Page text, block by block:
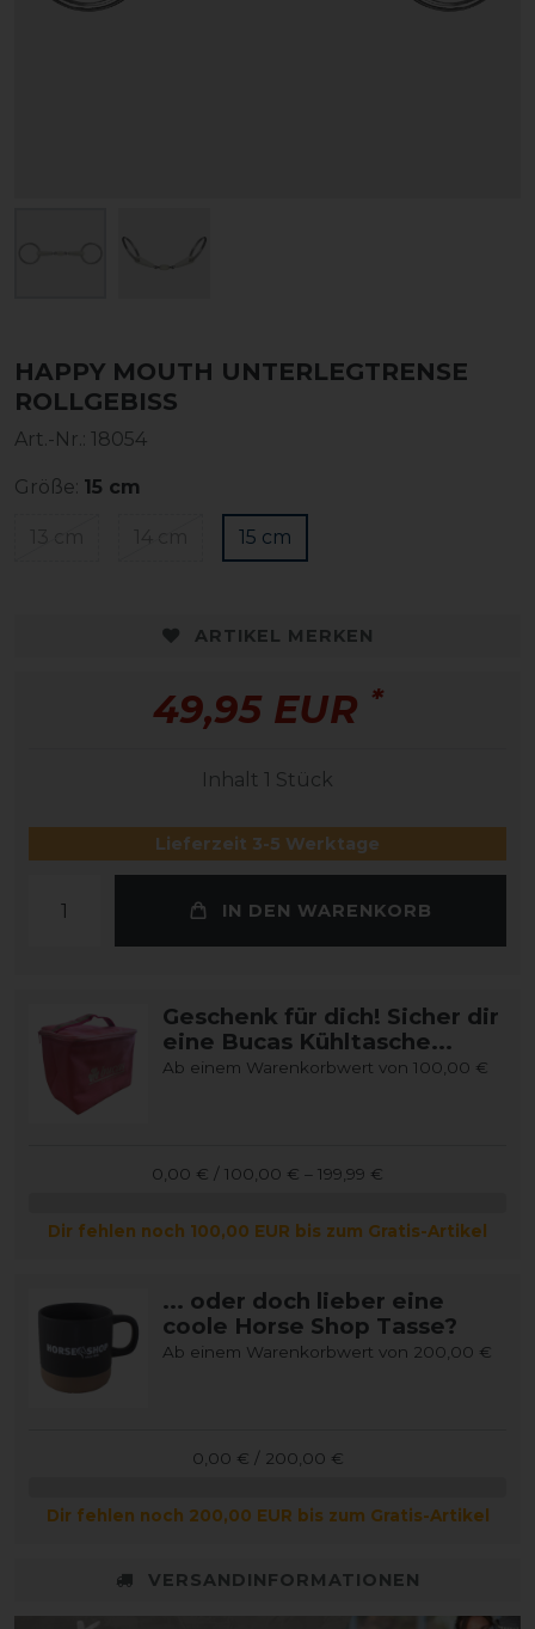
HAPPY MOUTH UNTERLEGTRENSE
ROLLGEBISS
Art.-Nr.: 18054
Größe: 15 cm
15 cm
ARTIKEL MERKEN
49,95 EUR *
Inhalt 1 Stück
Lieferzeit 3-5 Werktage
IN DEN WARENKORB
Geschenk für dich! Sicher dir
eine Bucas Kühltasche...
Ab einem Warenkorbwert von 100,00 €
0,00 € / 100,00 € – 199,99 €
Dir fehlen noch 100,00 EUR bis zum Gratis-Artikel
... oder doch lieber eine
coole Horse Shop Tasse?
Ab einem Warenkorbwert von 200,00 €
0,00 € / 200,00 €
Dir fehlen noch 200,00 EUR bis zum Gratis-Artikel
VERSANDINFORMATIONEN